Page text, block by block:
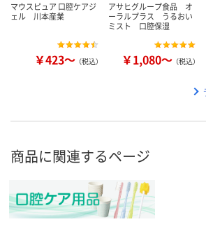
マウスピュア 口腔ケアジ
ェル 川本産業
￥423～ （税込）
アサヒグループ食品 オ
ーラルプラス うるおい
ミスト 口腔保湿
￥1,080～ （税込）
商品に関連するページ